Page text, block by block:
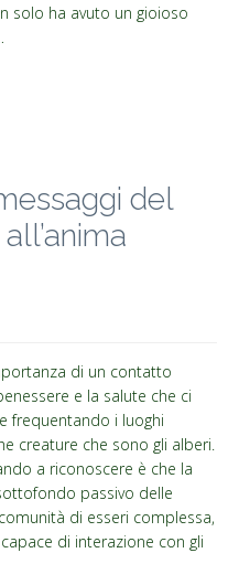
solo ha avuto un gioioso
del
di un contatto
e la salute che ci
frequentando i luoghi
creature che sono gli alberi.
a riconoscere è che la
passivo delle
di esseri complessa,
di interazione con gli